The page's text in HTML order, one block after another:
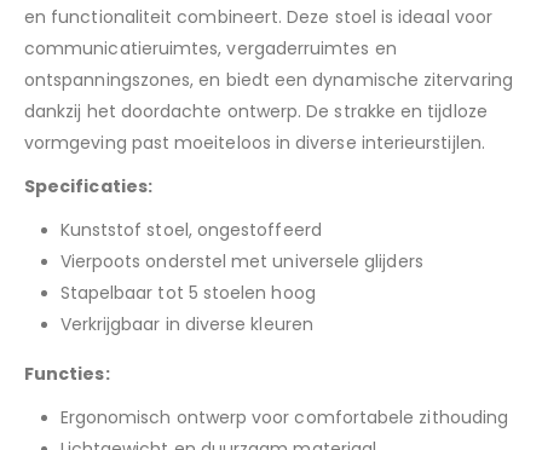
en functionaliteit combineert. Deze stoel is ideaal voor
communicatieruimtes, vergaderruimtes en
ontspanningszones, en biedt een dynamische zitervaring
dankzij het doordachte ontwerp. De strakke en tijdloze
vormgeving past moeiteloos in diverse interieurstijlen.
Specificaties:
Kunststof stoel, ongestoffeerd
Vierpoots onderstel met universele glijders
Stapelbaar tot 5 stoelen hoog
Verkrijgbaar in diverse kleuren
Functies:
Ergonomisch ontwerp voor comfortabele zithouding